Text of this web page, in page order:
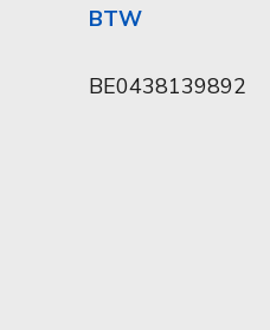
BTW
BE0438139892